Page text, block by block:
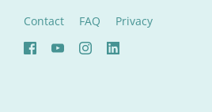
Contact FAQ Privacy